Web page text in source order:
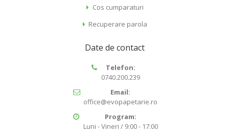
Cos cumparaturi
Recuperare parola
Date de contact
Telefon:
0740.200.239
Email:
office@evopapetarie.ro
Program:
Luni - Vineri / 9:00 - 17:00